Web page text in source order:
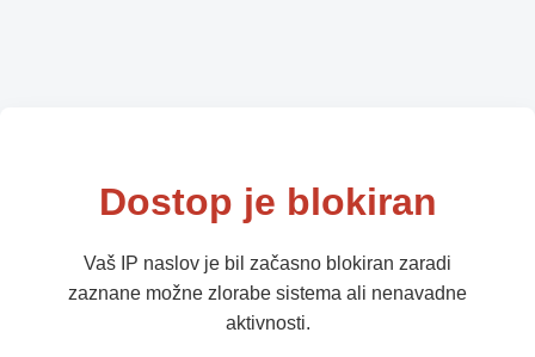
Dostop je blokiran
Vaš IP naslov je bil začasno blokiran zaradi
zaznane možne zlorabe sistema ali nenavadne
aktivnosti.